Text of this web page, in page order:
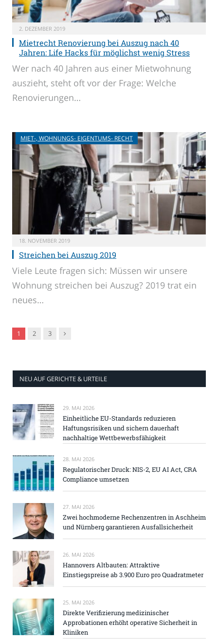
2. DEZEMBER 2019
Mietrecht Renovierung bei Auszug nach 40
Jahren: Life Hacks für möglichst wenig Stress
Wer nach 40 Jahren aus einer Mietwohnung
auszieht, steht oft vor der Frage: Welche
Renovierungen…
MIET-, WOHNUNGS- EIGENTUMS- RECHT
18. NOVEMBER 2019
Streichen bei Auszug 2019
Viele Leute fragen sich: Müssen wir unsere
Wohnung streichen bei Auszug? 2019 trat ein
neues…
1 2 3 Nachfolger
NEU AUF GERICHTE & URTEILE
29. MAI 2026
Einheitliche EU-Standards reduzieren
Haftungsrisiken und sichern dauerhaft
nachhaltige Wettbewerbsfähigkeit
28. MAI 2026
Regulatorischer Druck: NIS-2, EU AI Act, CRA
Compliance umsetzen
27. MAI 2026
Zwei hochmoderne Rechenzentren in Aschheim
und Nürnberg garantieren Ausfallsicherheit
26. MAI 2026
Hannovers Altbauten: Attraktive
Einstiegspreise ab 3.900 Euro pro Quadratmeter
25. MAI 2026
Direkte Verifizierung medizinischer
Approbationen erhöht operative Sicherheit in
Kliniken